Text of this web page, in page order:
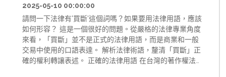
2025-05-10 00:00:00
請問一下法律有'買斷'這個詞嗎？如果要用法律用語，應該
如何形容？ 這是一個很好的問題。從嚴格的法律專業角度
來看，「買斷」並不是正式的法律用語，而是商業和一般
交易中使用的口語表達。 解析法律術語，釐清「買斷」正
確的權利轉讓表述。 正確的法律用語 在台灣的著作權法及